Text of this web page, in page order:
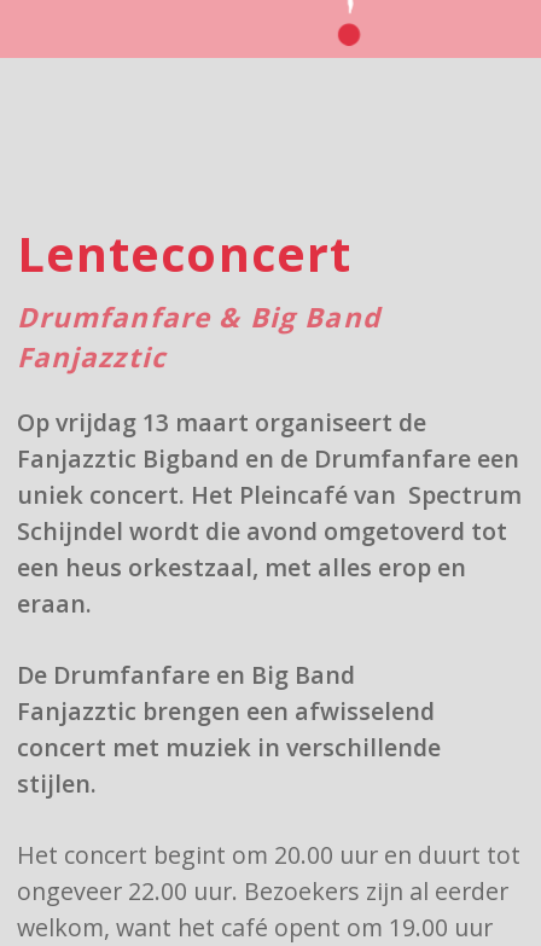
Lenteconcert
Drumfanfare & Big Band
Fanjazztic
Op vrijdag 13 maart organiseert de
Fanjazztic Bigband en de Drumfanfare een
uniek concert. Het Pleincafé van Spectrum
Schijndel wordt die avond omgetoverd tot
een heus orkestzaal, met alles erop en
eraan.
De Drumfanfare en Big Band
Fanjazztic brengen een afwisselend
concert met muziek in verschillende
stijlen.
Het concert begint om 20.00 uur en duurt tot
ongeveer 22.00 uur. Bezoekers zijn al eerder
welkom, want het café opent om 19.00 uur